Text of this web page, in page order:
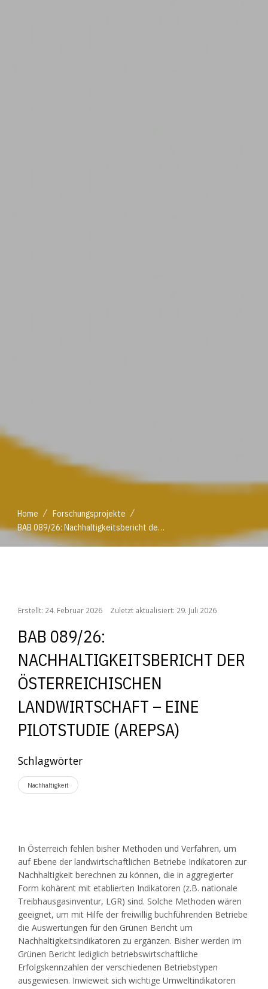
Home / Forschungsprojekte /
BAB 089/26: Nachhaltigkeitsbericht der österreichischen Landwirtschaft – eine Pilotstudie (AREPSA)
Erstellt: 24. Februar 2026 Zuletzt aktualisiert: 29. Juli 2026
BAB 089/26:
NACHHALTIGKEITSBERICHT DER
ÖSTERREICHISCHEN
LANDWIRTSCHAFT – EINE
PILOTSTUDIE (AREPSA)
Schlagwörter
Nachhaltigkeit
In Österreich fehlen bisher Methoden und Verfahren, um
auf Ebene der landwirtschaftlichen Betriebe Indikatoren zur
Nachhaltigkeit berechnen zu können, die in aggregierter
Form kohärent mit etablierten Indikatoren (z.B. nationale
Treibhausgasinventur, LGR) sind. Solche Methoden wären
geeignet, um mit Hilfe der freiwillig buchführenden Betriebe
die Auswertungen für den Grünen Bericht um
Nachhaltigkeitsindikatoren zu ergänzen. Bisher werden im
Grünen Bericht lediglich betriebswirtschaftliche
Erfolgskennzahlen der verschiedenen Betriebstypen
ausgewiesen. Inwieweit sich wichtige Umweltindikatoren